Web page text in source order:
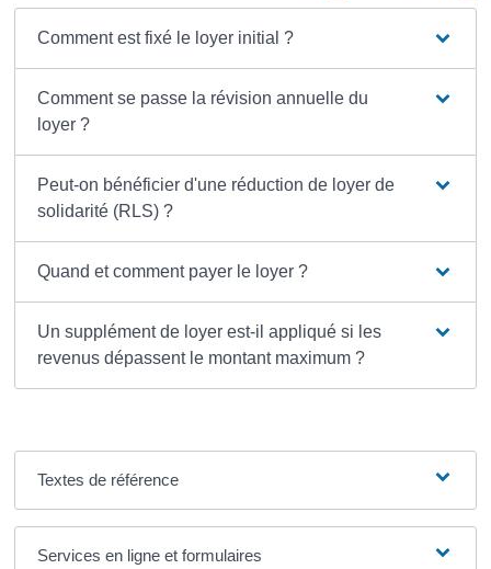
Comment est fixé le loyer initial ?
Comment se passe la révision annuelle du
loyer ?
Peut-on bénéficier d'une réduction de loyer de
solidarité (RLS) ?
Quand et comment payer le loyer ?
Un supplément de loyer est-il appliqué si les
revenus dépassent le montant maximum ?
Textes de référence
Services en ligne et formulaires